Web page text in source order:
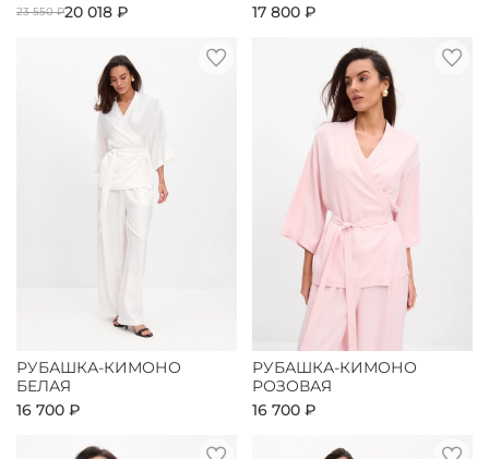
23 550 ₽20 018 ₽ 17 800 ₽
РУБАШКА-КИМОНО
БЕЛАЯ
16 700 ₽
РУБАШКА-КИМОНО
РОЗОВАЯ
16 700 ₽